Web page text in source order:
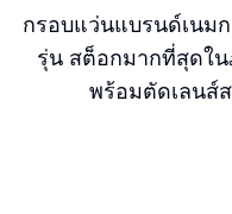
กรอบแว่นแบรนด์เนม
รุ่น สต็อกมากที่สุดใน
พร้อมตัดเลนส์